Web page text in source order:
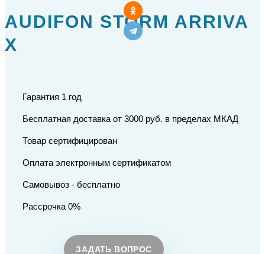
AUDIFON STORM ARRIVA
X
Гарантия 1 год
Бесплатная доставка от 3000 руб. в пределах МКАД
Товар сертифицирован
Оплата электронным сертификатом
Самовывоз - бесплатно
Рассрочка 0%
ЗАДАТЬ ВОПРОС